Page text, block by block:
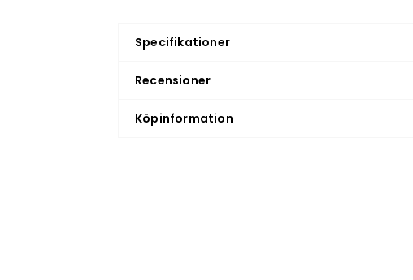
Specifikationer
Recensioner
Köpinformation